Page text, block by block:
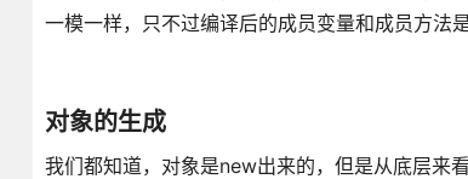
一模一样，只不过编译后的成员变量和成员方法
对象的生成
我们都知道，对象是new出来的，但是从底层来